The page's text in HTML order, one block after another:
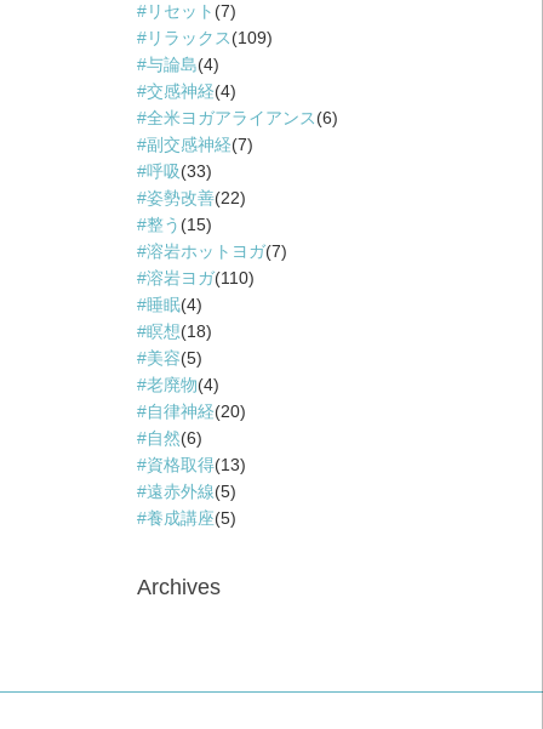
リセット (7)
リラックス(109)
与論島(4)
交感神経(4)
全米ヨガアライアンス(6)
副交感神経(7)
呼吸(33)
姿勢改善(22)
整う (15)
溶岩ホットヨガ(7)
溶岩ヨガ(110)
睡眠(4)
瞑想(18)
美容(5)
老廃物(4)
自律神経(20)
自然(6)
資格取得(13)
遠赤外線(5)
養成講座(5)
Archives